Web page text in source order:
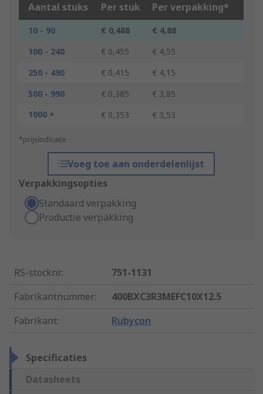
Aantal stuks Per stuk Per verpakking*
10 - 90 € 0,488
€ 4,88
100 - 240
€ 0,455
€ 4,55
250 - 490
€ 0,415
€ 4,15
500 - 990
€ 0,385
€ 3,85
1000 +
€ 0,353 € 3,53
*prijsindicatie
Voeg toe aan onderdelenlijst
Verpakkingsopties
Standaard verpakking
Productie verpakking
RS-stocknr.:
751-1131
Fabrikantnummer:
400BXC3R3MEFC10X12.5
Fabrikant: Rubycon
Specificaties
Datasheets